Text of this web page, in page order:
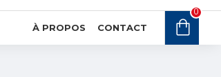
À PROPOS CONTACT
0